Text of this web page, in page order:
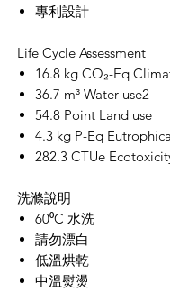
專利設計
Life Cycle Assessment
16.8 kg CO₂-Eq
36.7 m³ Water use2
54.8 Point Land use
4.3 kg P-Eq
282.3 CTUe
洗滌說明
60⁰C 水洗
請勿漂白
低溫烘乾
中溫熨燙